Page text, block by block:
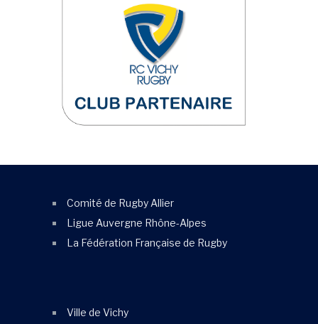
Comité de Rugby Allier
Ligue Auvergne Rhône-Alpes
La Fédération Française de Rugby
Ville de Vichy